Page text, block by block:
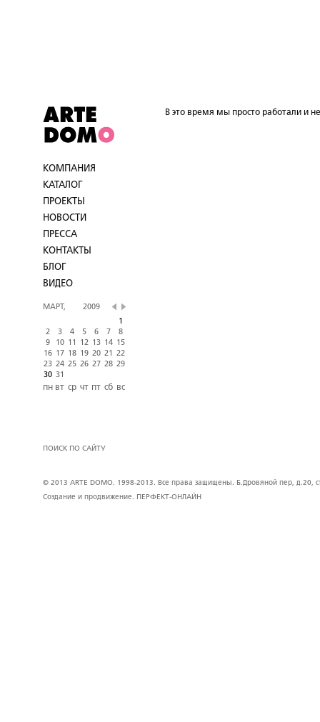
КОМПАНИЯ
КАТАЛОГ
ПРОЕКТЫ
НОВОСТИ
ПРЕССА
КОНТАКТЫ
БЛОГ
ВИДЕО
МАРТ,
2009
1
2
3 4 5 6 7
8
9
10 11 12 13 14
15
16 17 18 19 20 21
22
23 24 25 26 27 28 29
30 31
пн вт ср чт пт сб вс
ПОИСК ПО САЙТУ
В это время мы просто работали и
© 2013 ARTE DOMO. 1998-2013. Все права защищены. Б.Дровяной пер, д.20,
Создание и продвижение.
ПЕРФЕКТ-ОНЛАЙН